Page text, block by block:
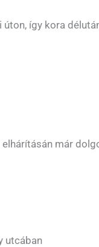
így kora
már
utcában